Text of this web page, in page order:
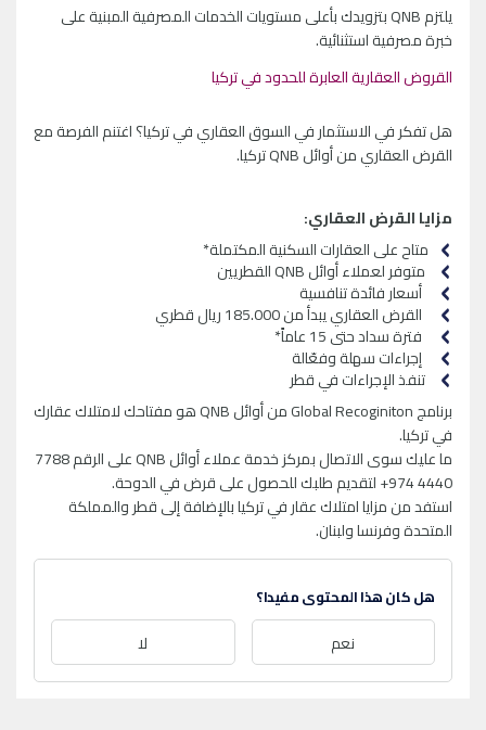
يلتزم QNB بتزويدك بأعلى مستويات الخدمات المصرفية المبنية على
خبرة مصرفية استثنائية.
القروض العقارية العابرة للحدود في تركيا
هل تفكر في الاستثمار في السوق العقاري في تركيا؟ اغتنم الفرصة مع
القرض العقاري من أوائل QNB تركيا.
مزايا القرض العقاري:
متاح على العقارات السكنية المكتملة*
متوفر لعملاء أوائل QNB القطريين
أسعار فائدة تنافسية
القرض العقاري يبدأ من 185.000 ريال قطري
فترة سداد حتى 15 عاماً*
إجراءات سهلة وفعّالة
تنفذ الإجراءات في قطر
برنامج Global Recoginiton من أوائل QNB هو مفتاحك لامتلاك عقارك
في تركيا.
ما عليك سوى الاتصال بمركز خدمة عملاء أوائل QNB على الرقم 7788
4440 974+ لتقديم طلبك للحصول على قرض في الدوحة.
استفد من مزايا امتلاك عقار في تركيا بالإضافة إلى قطر والمملكة
المتحدة وفرنسا ولبنان.
هل كان هذا المحتوى مفيدا؟
نعم لا